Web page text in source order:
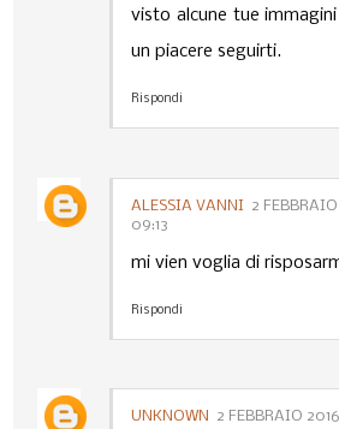
visto alcune tue
un piacere seguirti.
Rispondi
ALESSIA VANNI
2
09:13
mi vien voglia di
Rispondi
UNKNOWN 2 FEBBRAIO